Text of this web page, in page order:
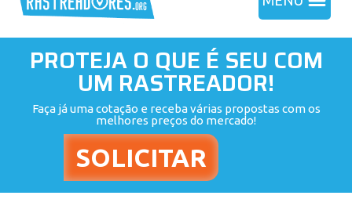
PROTEJA O QUE É SEU COM
UM RASTREADOR!
Faça já uma cotação e receba várias propostas com os
melhores preços do mercado!